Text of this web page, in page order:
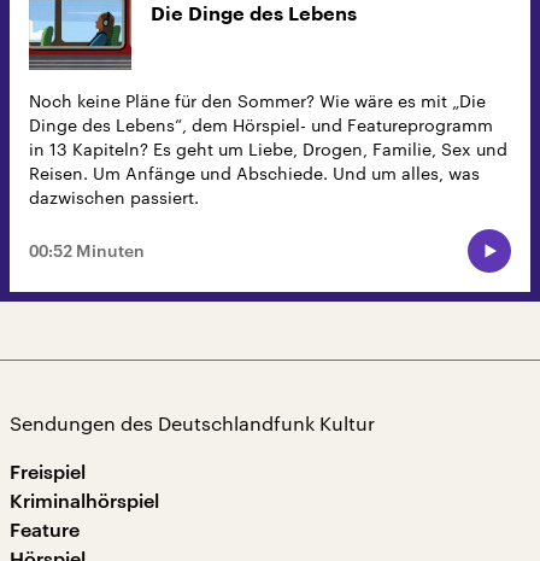
Die Dinge des Lebens
Noch keine Pläne für den Sommer? Wie wäre es mit „Die
Dinge des Lebens“, dem Hörspiel- und Featureprogramm
in 13 Kapiteln? Es geht um Liebe, Drogen, Familie, Sex und
Reisen. Um Anfänge und Abschiede. Und um alles, was
dazwischen passiert.
00:52 Minuten
Sendungen des Deutschlandfunk Kultur
Freispiel
Kriminalhörspiel
Feature